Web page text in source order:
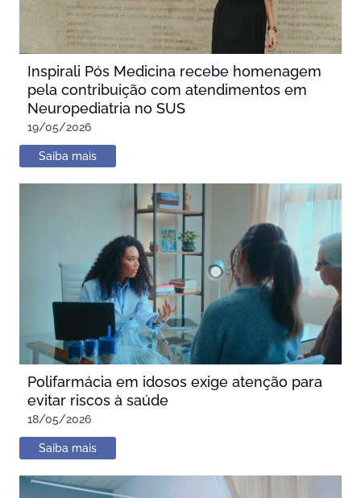
Inspirali Pós Medicina recebe homenagem
pela contribuição com atendimentos em
Neuropediatria no SUS
19/05/2026
Saiba mais
Polifarmácia em idosos exige atenção para
evitar riscos à saúde
18/05/2026
Saiba mais